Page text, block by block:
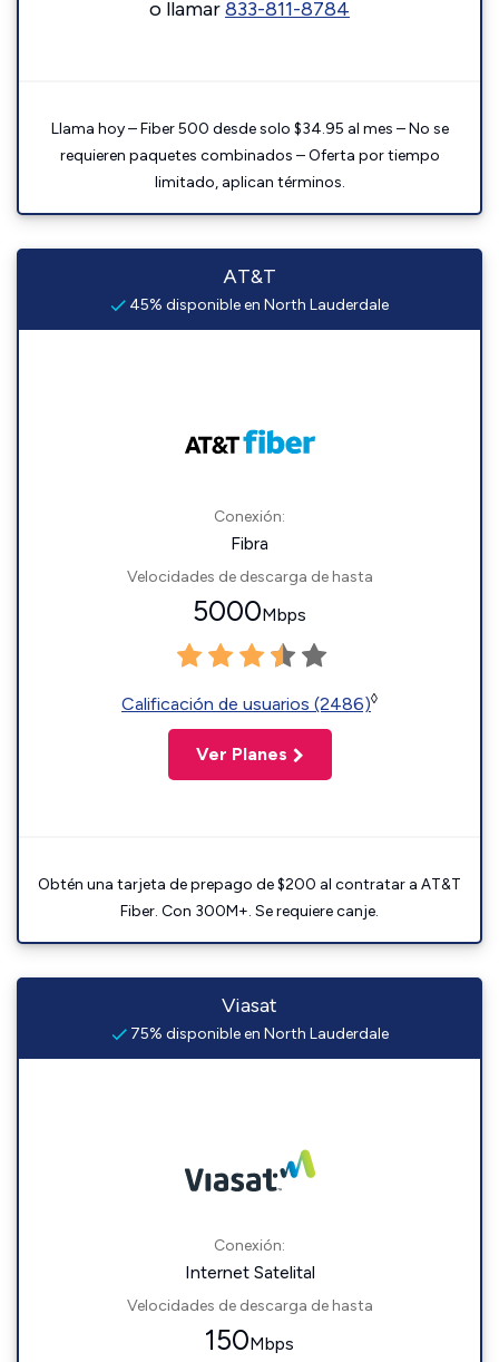
o llamar833-811-8784
Llama hoy – Fiber 500 desde solo $34.95 al mes – No se
requieren paquetes combinados – Oferta por tiempo
limitado, aplican términos.
AT&T
45% disponible en North Lauderdale
Conexión:
Fibra
Velocidades de descarga de hasta
5000Mbps
Calificación de usuarios (2486)◊
Ver Planes
Obtén una tarjeta de prepago de $200 al contratar a AT&T
Fiber. Con 300M+. Se requiere canje.
Viasat
75% disponible en North Lauderdale
Conexión:
Internet Satelital
Velocidades de descarga de hasta
150Mbps